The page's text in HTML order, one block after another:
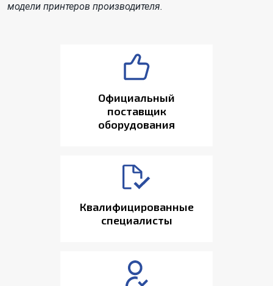
модели принтеров производителя.
Официальный
поставщик
оборудования
Квалифицированные
специалисты